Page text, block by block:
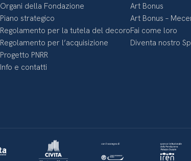
Organi della Fondazione
Piano strategico
Regolamento per la tutela del decoro
Regolamento per l’acquisizione
Progetto PNRR
Info e contatti
Art Bonus
Art Bonus –
Fai come loro
Diventa nostro